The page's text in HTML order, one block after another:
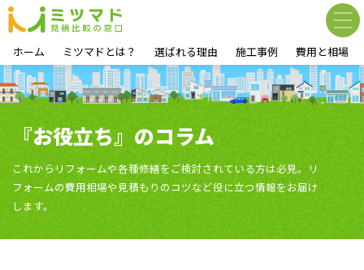
ホーム ミツマドとは？ 選ばれる理由 施工事例 費用と相場
『お役立ち』のコラム
これからリフォームや各種修繕をご検討されている方は必見。リ
フォームの費用相場や見積もりのコツなど役に立つ情報をお届け
します。